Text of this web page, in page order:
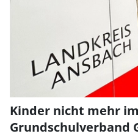
Kinder nicht mehr
Grundschulverband